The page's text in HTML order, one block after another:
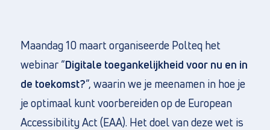
Maandag 10 maart organiseerde Polteq het
webinar “Digitale toegankelijkheid voor nu en in
de toekomst?”, waarin we je meenamen in hoe je
je optimaal kunt voorbereiden op de European
Accessibility Act (EAA). Het doel van deze wet is